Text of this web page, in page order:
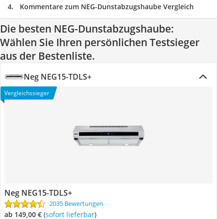
Kommentare zum NEG-Dunstabzugshaube Vergleich
Die besten NEG-Dunstabzugshaube:
Wählen Sie Ihren persönlichen Testsieger
aus der Bestenliste.
Neg NEG15-TDLS+
Vergleichssieger
Neg NEG15-TDLS+
2035 Bewertungen
ab 149,00 € ( Sofort lieferbar)